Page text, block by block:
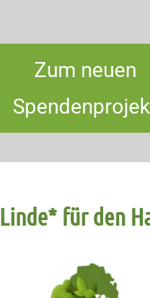
Zum neuen
Linde* für den